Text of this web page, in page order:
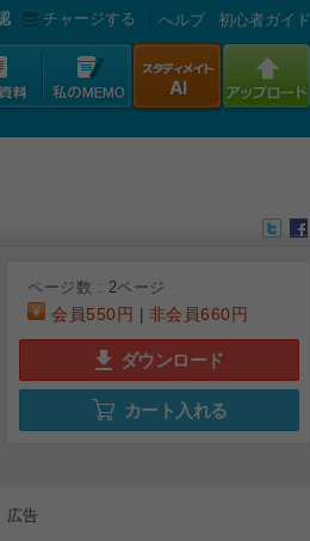
チャージする へルプ 初心者ガイド
ページ数 : 2ページ
会員550円 非会員660円
ダウンロード
カート入れる
広告